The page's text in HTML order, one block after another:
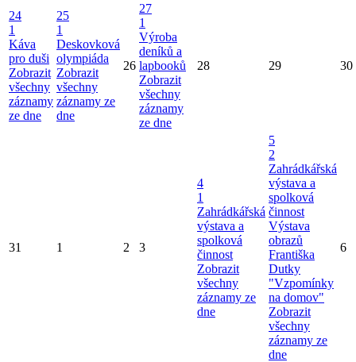
24
1
Káva
pro duši
Zobrazit
všechny
záznamy
ze dne
25
1
Deskovková
olympiáda
Zobrazit
všechny
záznamy ze
dne
26
27
1
Výroba
deníků a
lapbooků
Zobrazit
všechny
záznamy
ze dne
28 29 30
31 1 2 3
4
1
Zahrádkářská
výstava a
spolková
činnost
Zobrazit
všechny
záznamy ze
dne
5
2
Zahrádkářská
výstava a
spolková
činnost
Výstava
obrazů
Františka
Dutky
"Vzpomínky
na domov"
Zobrazit
všechny
záznamy ze
dne
6